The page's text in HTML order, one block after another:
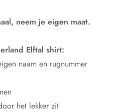
neem je eigen maat.
Elftal shirt:
naam en rugnummer
het lekker zit